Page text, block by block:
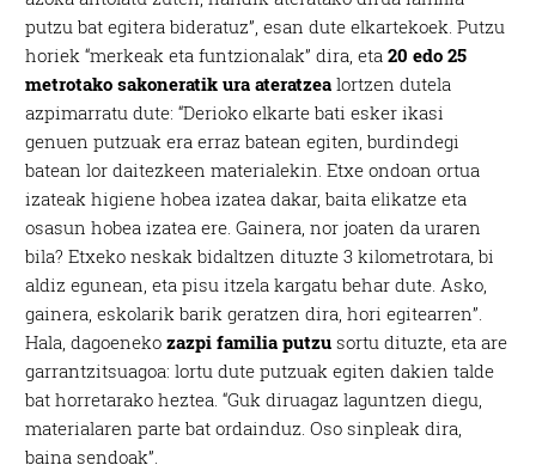
putzu bat egitera bideratuz”, esan dute elkartekoek. Putzu
horiek “merkeak eta funtzionalak” dira, eta20 edo 25
metrotako sakoneratik ura ateratzealortzen dutela
azpimarratu dute: “Derioko elkarte bati esker ikasi
genuen putzuak era erraz batean egiten, burdindegi
batean lor daitezkeen materialekin. Etxe ondoan ortua
izateak higiene hobea izatea dakar, baita elikatze eta
osasun hobea izatea ere. Gainera, nor joaten da uraren
bila? Etxeko neskak bidaltzen dituzte 3 kilometrotara, bi
aldiz egunean, eta pisu itzela kargatu behar dute. Asko,
gainera, eskolarik barik geratzen dira, hori egitearren”.
Hala, dagoenekozazpi familia putzu sortu dituzte, eta are
garrantzitsuagoa: lortu dute putzuak egiten dakien talde
bat horretarako heztea. “Guk diruagaz laguntzen diegu,
materialaren parte bat ordainduz. Oso sinpleak dira,
baina sendoak”.